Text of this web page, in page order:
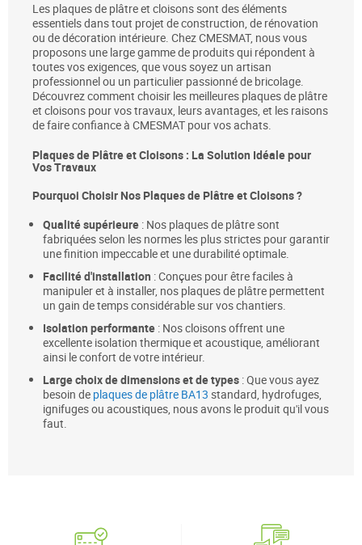
Les plaques de plâtre et cloisons sont des éléments
essentiels dans tout projet de construction, de rénovation
ou de décoration intérieure. Chez CMESMAT, nous vous
proposons une large gamme de produits qui répondent à
toutes vos exigences, que vous soyez un artisan
professionnel ou un particulier passionné de bricolage.
Découvrez comment choisir les meilleures plaques de plâtre
et cloisons pour vos travaux, leurs avantages, et les raisons
de faire confiance à CMESMAT pour vos achats.
Plaques de Plâtre et Cloisons : La Solution Idéale pour
Vos Travaux
Pourquoi Choisir Nos Plaques de Plâtre et Cloisons ?
Qualité supérieure : Nos plaques de plâtre sont
fabriquées selon les normes les plus strictes pour garantir
une finition impeccable et une durabilité optimale.
Facilité d'installation : Conçues pour être faciles à
manipuler et à installer, nos plaques de plâtre permettent
un gain de temps considérable sur vos chantiers.
Isolation performante : Nos cloisons offrent une
excellente isolation thermique et acoustique, améliorant
ainsi le confort de votre intérieur.
Large choix de dimensions et de types : Que vous ayez
besoin de plaques de plâtre BA13 standard, hydrofuges,
ignifuges ou acoustiques, nous avons le produit qu'il vous
faut.